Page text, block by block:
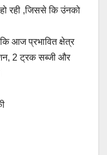
रही ,जिससे कि उंनको
आज प्रभावित क्षेत्र
2 ट्रक सब्जी और